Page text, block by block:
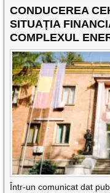
CONDUCEREA
SITUAȚIA
COMPLEXUL
Într-un comunicat dat